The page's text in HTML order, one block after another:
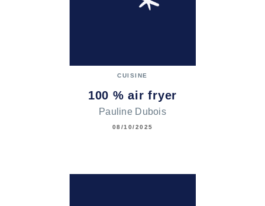
CUISINE
100 % air fryer
Pauline Dubois
08/10/2025